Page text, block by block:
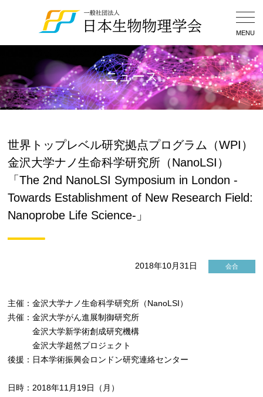
MENU
ニュース
世界トップレベル研究拠点プログラム（WPI）
金沢大学ナノ生命科学研究所（NanoLSI）
「The 2nd NanoLSI Symposium in London -
Towards Establishment of New Research Field:
Nanoprobe Life Science-」
2018年10月31日 会合
主催：金沢大学ナノ生命科学研究所（NanoLSI）
共催：金沢大学がん進展制御研究所
金沢大学新学術創成研究機構
金沢大学超然プロジェクト
後援：日本学術振興会ロンドン研究連絡センター
日時：2018年11月19日（月）